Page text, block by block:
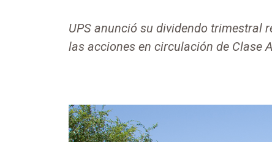
UPS anunció su dividendo trimestral
las acciones en circulación de Clase